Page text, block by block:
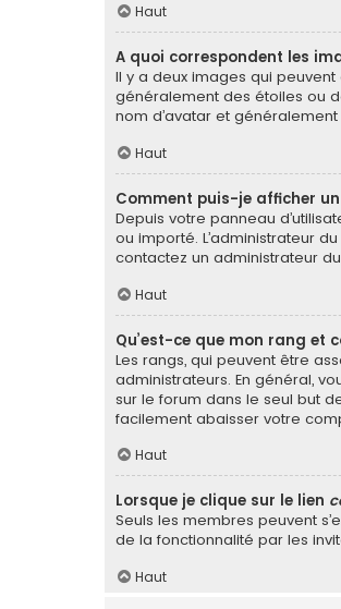
Haut
A quoi correspondent les
Il y a deux images qui peuvent
généralement des étoiles ou
nom d’avatar et
Haut
Comment puis-je afficher
Depuis votre panneau
ou importé. L’administrateur
contactez un administrateur
Haut
Qu’est-ce que mon rang et
Les rangs, qui peuvent être
administrateurs. En général,
sur le forum dans le seul but
facilement abaisser votre
Haut
Lorsque je clique sur le lien
Seuls les membres peuvent
de la fonctionnalité par les
Haut